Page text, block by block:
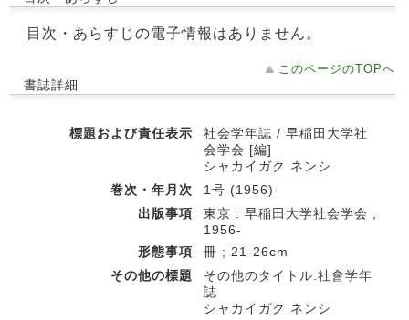
目次・あらすじの電子情報はありません。
このページのTOPへ
書誌詳細
標題および責任表示
社会学年誌 / 早稲田大学社
会学会 [編]
シャカイガク ネンシ
巻次・年月次
1号 (1956)-
出版事項
東京 : 早稲田大学社会学会 ,
1956-
形態事項
冊 ; 21-26cm
その他の標題
その他のタイトル:社會学年
誌
シャカイガク ネンシ